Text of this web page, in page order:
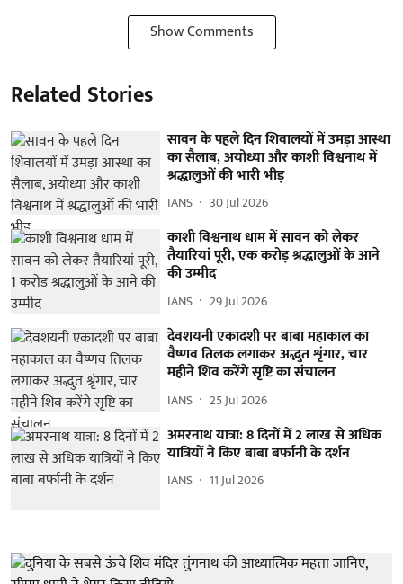
Show Comments
Related Stories
सावन के पहले दिन शिवालयों में उमड़ा आस्था
का सैलाब, अयोध्या और काशी विश्वनाथ में
श्रद्धालुओं की भारी भीड़
IANS 30 Jul 2026
काशी विश्वनाथ धाम में सावन को लेकर
तैयारियां पूरी, एक करोड़ श्रद्धालुओं के आने
की उम्मीद
IANS 29 Jul 2026
देवशयनी एकादशी पर बाबा महाकाल का
वैष्णव तिलक लगाकर अद्भुत शृंगार, चार
महीने शिव करेंगे सृष्टि का संचालन
IANS 25 Jul 2026
अमरनाथ यात्रा: 8 दिनों में 2 लाख से अधिक
यात्रियों ने किए बाबा बर्फानी के दर्शन
IANS 11 Jul 2026